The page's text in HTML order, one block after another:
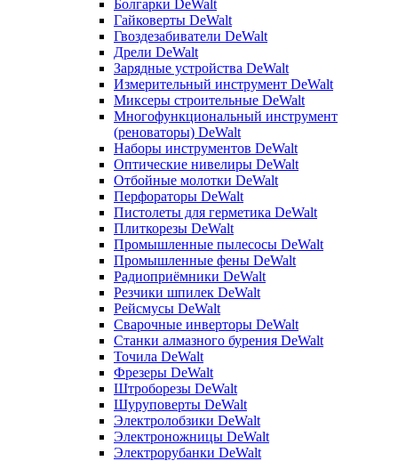
Болгарки DeWalt
Гайковерты DeWalt
Гвоздезабиватели DeWalt
Дрели DeWalt
Зарядные устройства DeWalt
Измерительный инструмент DeWalt
Миксеры строительные DeWalt
Многофункциональный инструмент
(реноваторы) DeWalt
Наборы инструментов DeWalt
Оптические нивелиры DeWalt
Отбойные молотки DeWalt
Перфораторы DeWalt
Пистолеты для герметика DeWalt
Плиткорезы DeWalt
Промышленные пылесосы DeWalt
Промышленные фены DeWalt
Радиоприёмники DeWalt
Резчики шпилек DeWalt
Рейсмусы DeWalt
Сварочные инверторы DeWalt
Станки алмазного бурения DeWalt
Точила DeWalt
Фрезеры DeWalt
Штроборезы DeWalt
Шуруповерты DeWalt
Электролобзики DeWalt
Электроножницы DeWalt
Электрорубанки DeWalt